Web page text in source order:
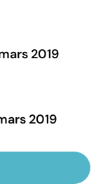
2019
2019